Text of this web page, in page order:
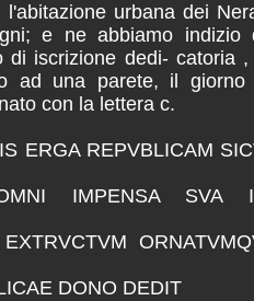
urbana dei
e ne abbiamo indizio
di iscrizione dedi- catoria ,
ad una parete, il giorno
con la lettera c.
ERGA REPVBLICAM
IMPENSA SVA
DONO DEDIT